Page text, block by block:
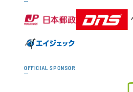
OFFICIAL SPONSOR